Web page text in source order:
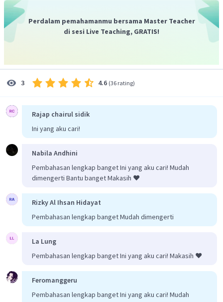
Perdalam pemahamanmu bersama Master Teacher
di sesi Live Teaching, GRATIS!
3 4.6 (36 rating)
Rajap chairul sidik
Ini yang aku cari!
Nabila Andhini
Pembahasan lengkap banget Ini yang aku cari! Mudah
dimengerti Bantu banget Makasih ❤️
Rizky Al Ihsan Hidayat
Pembahasan lengkap banget Mudah dimengerti
La Lung
Pembahasan lengkap banget Ini yang aku cari! Makasih ❤️
Feromanggeru
Pembahasan lengkap banget Ini yang aku cari! Mudah